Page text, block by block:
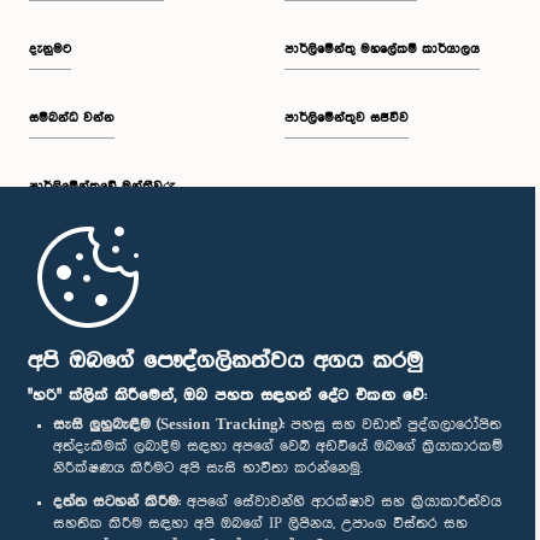
අපි ඔබගේ පෞද්ගලිකත්වය අගය කරමු
"හරි" ක්ලික් කිරීමෙන්, ඔබ පහත සඳහන් දේට එකඟ වේ:
සැසි ලුහුබැඳීම (Session Tracking): පහසු සහ වඩාත් පුද්ගලාරෝපිත
අත්දැකීමක් ලබාදීම සඳහා අපගේ වෙබ් අඩවියේ ඔබගේ ක්‍රියාකාරකම්
නිරීක්ෂණය කිරීමට අපි සැසි භාවිතා කරන්නෙමු.
දත්ත සටහන් කිරීම: අපගේ සේවාවන්හි ආරක්ෂාව සහ ක්‍රියාකාරීත්වය
සහතික කිරීම සඳහා අපි ඔබගේ IP ලිපිනය, උපාංග විස්තර සහ
සාමාජික
දැනුමට
සම්බන්ධ වන්න
පාර්ලි‌මේන්තුවේ මන්ත්‍රීවරු
මුල් පිටුව
පාර්ලිමේන්තු මහලේකම් කාර්යාලය
පාර්ලිමේන්තුව සජීවීව
පාර්ලිමේන්තු ජංගම යෙදුම
අප හා සම්බන්ධ වී සිටින්න :